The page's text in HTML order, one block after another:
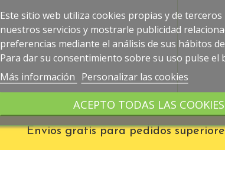
Envios gratis para pedidos
Este sitio web utiliza cookies propias y de
nuestros servicios y mostrarle publicidad
preferencias mediante el análisis de sus hábitos
Para dar su consentimiento sobre su uso pulse el
Más información Personalizar las cookies
ACEPTO TODAS LAS COOKIES